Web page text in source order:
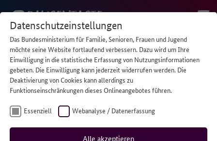
Wer anderen
hilft, braucht
manchmal selber
Datenschutzeinstellungen
Das Bundesministerium für Familie, Senioren, Frauen und Jugend
möchte seine Website fortlaufend verbessern. Dazu wird um Ihre
Einwilligung in die statistische Erfassung von Nutzungsinformationen
gebeten. Die Einwilligung kann jederzeit widerrufen werden. Die
Deaktivierung von Cookies kann allerdings zu
Funktionseinschränkungen dieses Onlineangebotes führen.
Essenziell Webanalyse / Datenerfassung
Alle akzeptieren